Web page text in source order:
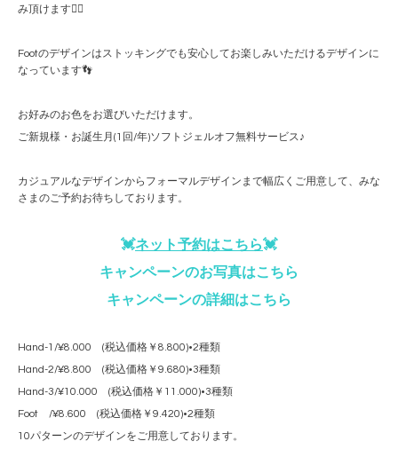
み頂けます🧙‍♀️
Footのデザインはストッキングでも安心してお楽しみいただけるデザインに
なっています👣
お好みのお色をお選びいただけます。
ご新規様・お誕生月(1回/年)ソフトジェルオフ無料サービス♪
カジュアルなデザインからフォーマルデザインまで幅広くご用意して、みな
さまのご予約お待ちしております。
💓ネット予約はこちら💓
キャンペーンのお写真はこちら
キャンペーンの詳細はこちら
Hand-1/¥8.000 (税込価格￥8.800)•2種類
Hand-2/¥8.800 (税込価格￥9.680)•3種類
Hand-3/¥10.000 (税込価格￥11.000)•3種類
Foot /¥8.600 (税込価格￥9.420)•2種類
10パターンのデザインをご用意しております。